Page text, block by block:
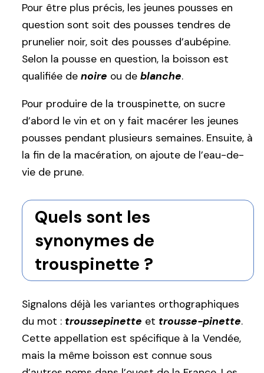
Pour être plus précis, les jeunes pousses en
question sont soit des pousses tendres de
prunelier noir, soit des pousses d’aubépine.
Selon la pousse en question, la boisson est
qualifiée de noire ou de blanche.
Pour produire de la trouspinette, on sucre
d’abord le vin et on y fait macérer les jeunes
pousses pendant plusieurs semaines. Ensuite, à
la fin de la macération, on ajoute de l’eau-de-
vie de prune.
Quels sont les
synonymes de
trouspinette ?
Signalons déjà les variantes orthographiques
du mot : troussepinette et trousse-pinette.
Cette appellation est spécifique à la Vendée,
mais la même boisson est connue sous